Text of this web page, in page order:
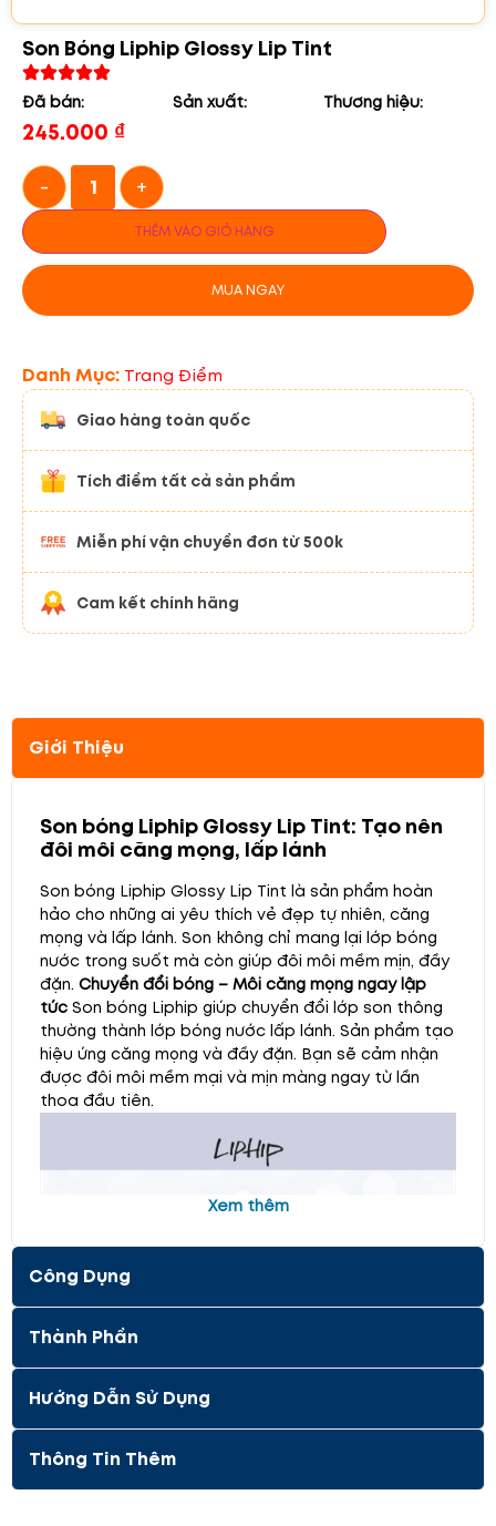
Son Bóng Liphip Glossy Lip Tint
Đã bán: Sản xuất: Thương hiệu:
245.000 ₫
- +
THÊM VÀO GIỎ HÀNG
MUA NGAY
Danh Mục: Trang Điểm
Giao hàng toàn quốc
Tích điểm tất cả sản phẩm
Miễn phí vận chuyển đơn từ 500k
Cam kết chính hãng
Giới Thiệu
Son bóng Liphip Glossy Lip Tint: Tạo nên
đôi môi căng mọng, lấp lánh
Son bóng Liphip Glossy Lip Tint là sản phẩm hoàn
hảo cho những ai yêu thích vẻ đẹp tự nhiên, căng
mọng và lấp lánh. Son không chỉ mang lại lớp bóng
nước trong suốt mà còn giúp đôi môi mềm mịn, đầy
đặn. Chuyển đổi bóng – Môi căng mọng ngay lập
tức Son bóng Liphip giúp chuyển đổi lớp son thông
thường thành lớp bóng nước lấp lánh. Sản phẩm tạo
hiệu ứng căng mọng và đầy đặn. Bạn sẽ cảm nhận
được đôi môi mềm mại và mịn màng ngay từ lần
thoa đầu tiên.
Xem thêm
Công Dụng
Thành Phần
Hướng Dẫn Sử Dụng
Thông Tin Thêm